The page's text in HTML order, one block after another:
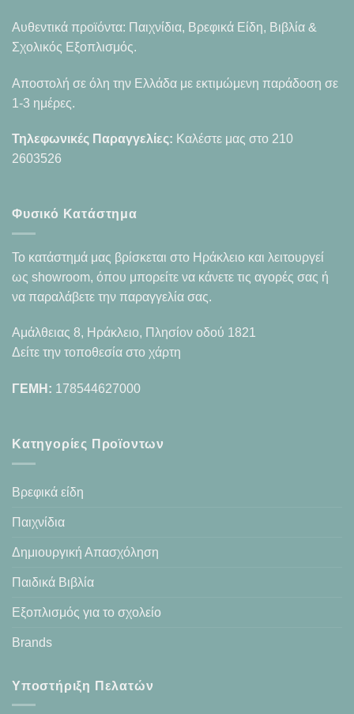
Αυθεντικά προϊόντα: Παιχνίδια, Βρεφικά Είδη, Βιβλία &
Σχολικός Εξοπλισμός.
Αποστολή σε όλη την Ελλάδα με εκτιμώμενη παράδοση σε
1-3 ημέρες.
Τηλεφωνικές Παραγγελίες: Καλέστε μας στο 210
2603526
Φυσικό Κατάστημα
Το κατάστημά μας βρίσκεται στο Ηράκλειο και λειτουργεί
ως showroom, όπου μπορείτε να κάνετε τις αγορές σας ή
να παραλάβετε την παραγγελία σας.
Αμάλθειας 8, Ηράκλειο, Πλησίον οδού 1821
Δείτε την τοποθεσία στο χάρτη
ΓΕΜΗ: 178544627000
Κατηγορίες Προϊοντων
Βρεφικά είδη
Παιχνίδια
Δημιουργική Απασχόληση
Παιδικά Βιβλία
Εξοπλισμός για το σχολείο
Brands
Υποστήριξη Πελατών